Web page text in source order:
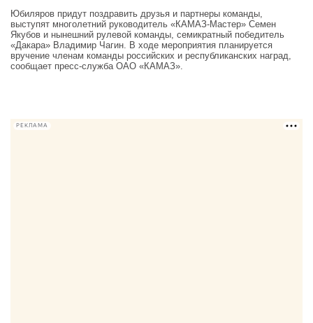
Юбиляров придут поздравить друзья и партнеры команды,
выступят многолетний руководитель «КАМАЗ-Мастер» Семен
Якубов и нынешний рулевой команды, семикратный победитель
«Дакара» Владимир Чагин. В ходе мероприятия планируется
вручение членам команды российских и республиканских наград,
сообщает пресс-служба ОАО «КАМАЗ».
РЕКЛАМА